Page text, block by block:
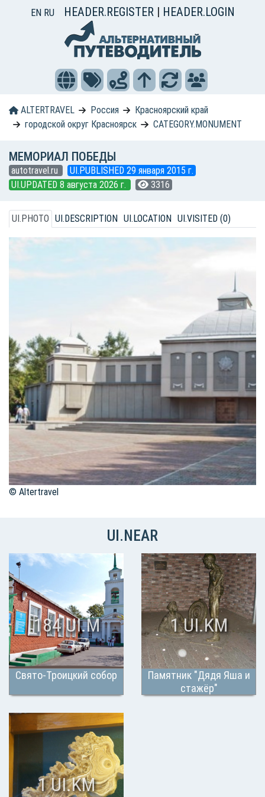
EN RU HEADER.REGISTER | HEADER.LOGIN
ALTERTRAVEL Россия
Красноярский край
городской округ Красноярск
CATEGORY.MONUMENT
МЕМОРИАЛ ПОБЕДЫ
autotravel.ru
UI.PUBLISHED 29 января 2015 г.
UI.UPDATED 8 августа 2026 г.
3316
UI.PHOTO UI.DESCRIPTION UI.LOCATION UI.VISITED (0)
© Altertravel
UI.NEAR
Свято-Троицкий собор
184 UI.M
Памятник "Дядя Яша и
стажёр"
1 UI.KM
1 UI.KM